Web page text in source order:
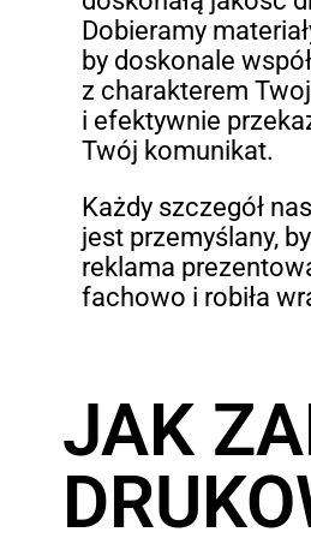
Dobieramy
by doskonale
z charakterem
i efektywnie
Twój komunikat.
Każdy szczegół
jest przemyślany,
reklama
fachowo i robiła
JAK